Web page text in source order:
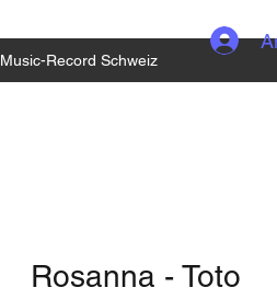
Music-Record Schweiz
Rosanna - Toto